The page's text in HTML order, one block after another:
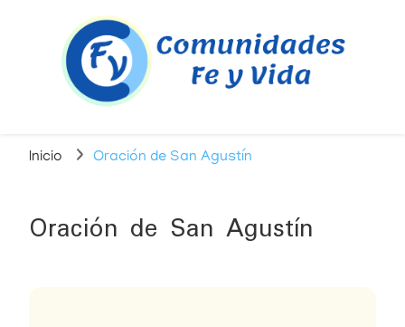
Comunidades
Fe y Vida
Inicio
Oración de San Agustín
Oración de San Agustín